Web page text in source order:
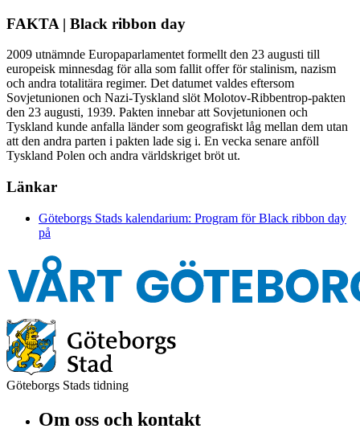
FAKTA | Black ribbon day
2009 utnämnde Europaparlamentet formellt den 23 augusti till
europeisk minnesdag för alla som fallit offer för stalinism, nazism
och andra totalitära regimer. Det datumet valdes eftersom
Sovjetunionen och Nazi-Tyskland slöt Molotov-Ribbentrop-pakten
den 23 augusti, 1939. Pakten innebar att Sovjetunionen och
Tyskland kunde anfalla länder som geografiskt låg mellan dem utan
att den andra parten i pakten lade sig i. En vecka senare anföll
Tyskland Polen och andra världskriget bröt ut.
Länkar
Göteborgs Stads kalendarium: Program för Black ribbon day
på
Göteborgs Stads tidning
Om oss och kontakt